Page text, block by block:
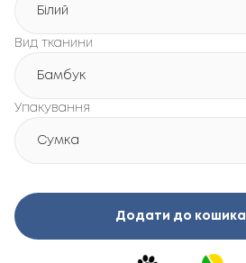
Білий
Вид тканини
Бамбук
Упакування
Сумка
Додати до кошика